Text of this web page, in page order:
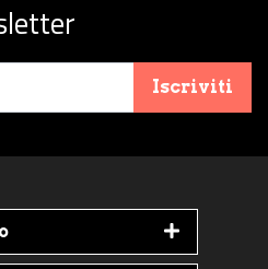
Iscriviti